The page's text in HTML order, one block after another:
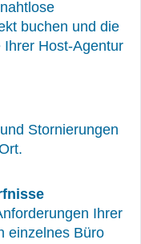
buchen und die
Ihrer Host-Agentur
Stornierungen
Ihrer
einzelnes Büro